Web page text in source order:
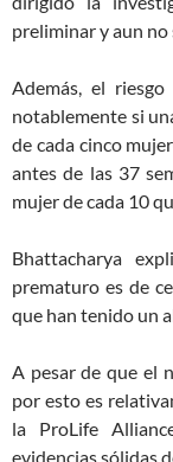
preliminar y aun no
Además, el
notablemente si
de cada cinco
antes de las 37
mujer de cada 10
Bhattacharya
prematuro es de
que han tenido un
A pesar de que el
por esto es
la ProLife
evidencias sólidas